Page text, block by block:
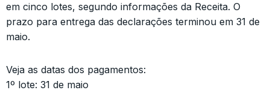
em cinco lotes, segundo informações da Receita. O
prazo para entrega das declarações terminou em 31 de
maio.
Veja as datas dos pagamentos:
1º lote: 31 de maio